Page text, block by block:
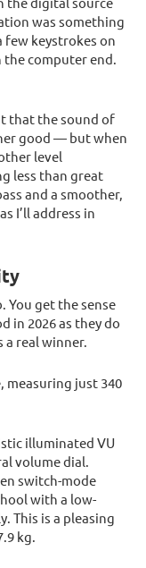
was something
keystrokes on
the computer end.
that the sound of
good — but when
level
less than great
and a smoother,
I’ll address in
You get the sense
in 2026 as they do
a real winner.
measuring just 340
illuminated VU
volume dial.
switch-mode
with a low-
This is a pleasing
kg.